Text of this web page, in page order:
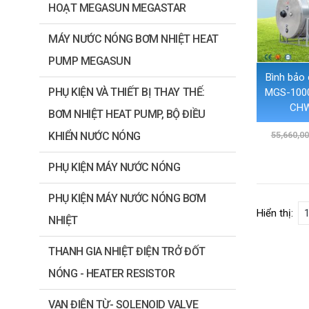
Bình bảo
MGS-
Hiển thị:
HOẠT MEGASUN MEGASTAR
MÁY NƯỚC NÓNG BƠM NHIỆT HEAT
PUMP MEGASUN
PHỤ KIỆN VÀ THIẾT BỊ THAY THẾ:
BƠM NHIỆT HEAT PUMP, BỘ ĐIỀU
KHIỂN NƯỚC NÓNG
PHỤ KIỆN MÁY NƯỚC NÓNG
PHỤ KIỆN MÁY NƯỚC NÓNG BƠM
NHIỆT
THANH GIA NHIỆT ĐIỆN TRỞ ĐỐT
NÓNG - HEATER RESISTOR
VAN ĐIỆN TỪ- SOLENOID VALVE